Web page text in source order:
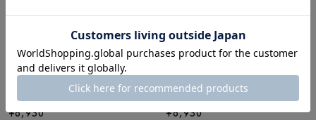
ELEPH
ム付きエコバッグ（L）
¥6,930
ム付きエコバッグ（L）
¥6,930